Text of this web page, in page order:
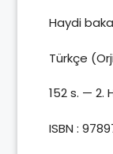
Haydi
Türkçe
152 s. — 2.
ISBN :